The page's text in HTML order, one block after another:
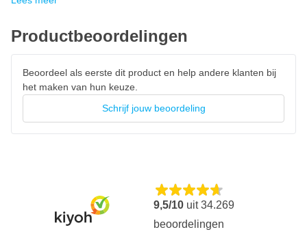
Productbeoordelingen
Beoordeel als eerste dit product en help andere klanten bij
het maken van hun keuze.
Schrijf jouw beoordeling
9,5/10 uit34.269
beoordelingen